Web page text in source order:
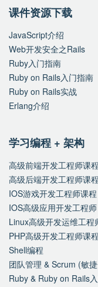
课件资源下载
JavaScript介绍
Web开发安全之Rails
Ruby入门指南
Ruby on Rails入门指南
Ruby on Rails实战
Erlang介绍
学习编程 + 架构
高级前端开发工程师课程
高级后端开发工程师课程
IOS游戏开发工程师课程
IOS高级应用开发工程师
Linux高级开发运维工程
PHP高级开发工程师课程
Shell编程
团队管理 & Scrum (敏
Ruby & Ruby on Rails